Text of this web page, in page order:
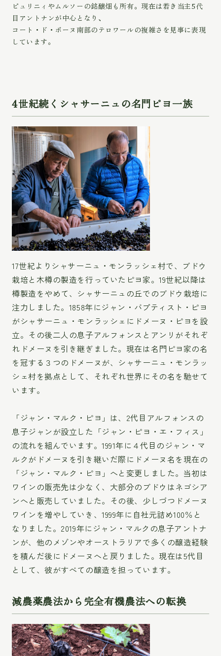
ピュリニィやムルソーの銘醸畑も所有。現在は若き当主5代
目アントナンが中心となり、
コート・ド・ボーヌ南部のテロワールの複雑さを見事に表現
しています。
4世紀続くシャサーニュの名門ピヨ一族
17世紀よりシャサーニュ・モンラッシェ村で、ブドウ
栽培と木樽の製造を行っていたピヨ家。19世紀以降は
樽製造をやめて、シャサーニュの丘でのブドウ栽培に
注力しました。1858年にジャン・バプティスト・ピヨ
がシャサーニュ・モンラッシェにドメーヌ・ピヨを設
立。その後二人の息子アルフォンスとアンリがそれぞ
れドメーヌを引き継ぎました。現在は名門ピヨ家の名
を冠する３つのドメーヌが、シャサーニュ・モンラッ
シェ村を拠点として、それぞれ世界にその名を馳せて
います。
「ジャン・マルク・ピヨ」は、2代目アルフォンスの
息子ジャンが設立した「ジャン・ピヨ・エ・フィス」
の流れを組んでいます。1991年に４代目のジャン・マ
ルクがドメーヌを引き継いだ際にドメーヌ名を現在の
「ジャン・マルク・ピヨ」へと変更しました。当初は
ワインの販売先は少なく、大部分のブドウはネゴシア
ンへと販売していました。その後、少しづつドメーヌ
ワインを増やしていき、1999年に自社元詰め100％と
なりました。2019年にジャン・マルクの息子アントナ
ンが、他のメゾンやオーストラリアで多くの醸造経験
を積んだ後にドメーヌへと戻りました。現在は5代目
として、彼がすべての醸造を担っています。
減農薬農法から完全有機農法への転換